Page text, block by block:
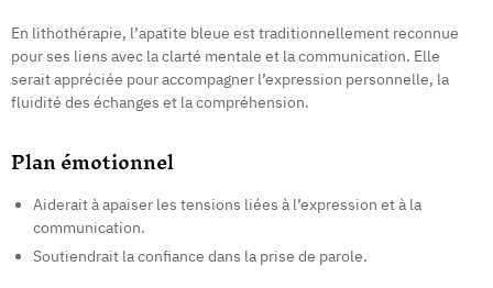
En lithothérapie, l’apatite bleue est traditionnellement reconnue
pour ses liens avec la clarté mentale et la communication. Elle
serait appréciée pour accompagner l’expression personnelle, la
fluidité des échanges et la compréhension.
Plan émotionnel
Aiderait à apaiser les tensions liées à l’expression et à la
communication.
Soutiendrait la confiance dans la prise de parole.